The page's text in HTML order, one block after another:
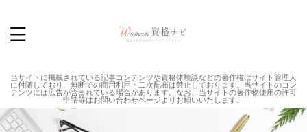
当サイトに掲載されている記事コンテンツや資格体験談などの著作権はサイト管理人
に付随しており、無断での商用利用・二次配布は禁止しております。当サイトのコン
テンツには広告が含まれている場合があります。なお、当サイトの著作物使用の許可
申請等はお問い合わせページよりお願いいたします。